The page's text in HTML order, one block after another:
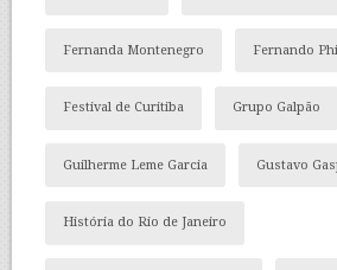
Fernanda Montenegro Fernando
Festival de Curitiba Grupo Galpão
Guilherme Leme Garcia Gustavo
História do Rio de Janeiro